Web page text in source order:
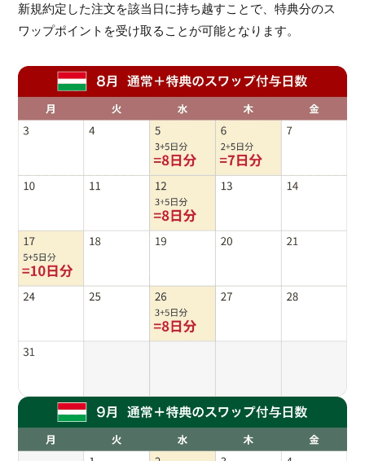
新規約定した注文を該当日に持ち越すことで、特典分のス
ワップポイントを受け取ることが可能となります。